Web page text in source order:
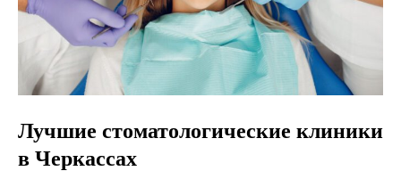
Лучшие стоматологические клиники
в Черкассах